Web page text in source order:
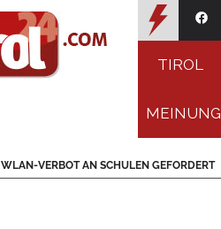
TIROL
MEINUNG
WLAN-VERBOT AN SCHULEN GEFORDERT